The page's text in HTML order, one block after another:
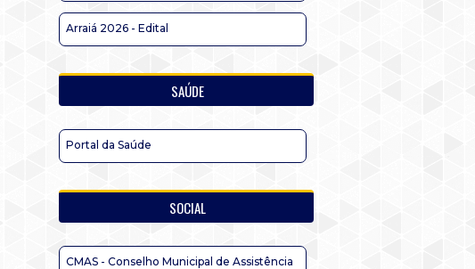
Arraiá 2026 - Edital
SAÚDE
Portal da Saúde
SOCIAL
CMAS - Conselho Municipal de Assistência